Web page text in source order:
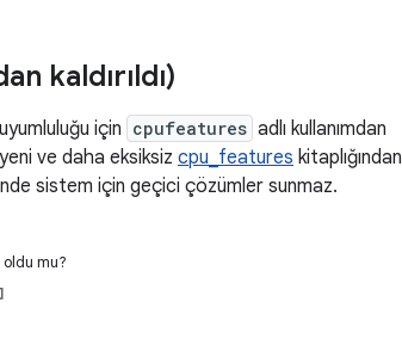
kaldırıldı)
için cpufeatures adlı kullanımdan
ve daha eksiksiz cpu_features kitaplığından
sistem için geçici çözümler sunmaz.
oldu mu?